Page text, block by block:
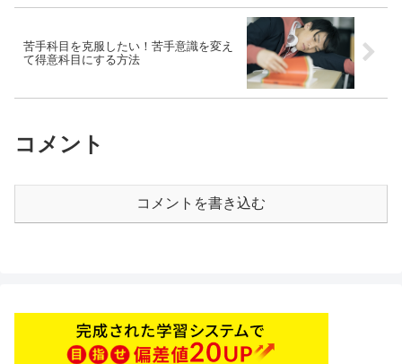
苦手科目を克服したい！苦手意識を変え
て得意科目にする方法
コメント
コメントを書き込む